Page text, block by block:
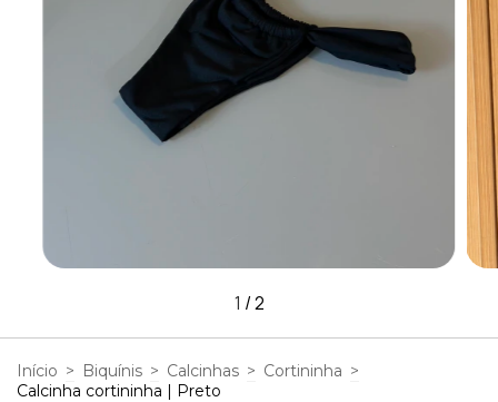
1 /2
Início > Biquínis > Calcinhas > Cortininha >
Calcinha cortininha | Preto